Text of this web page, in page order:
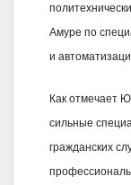
Амуре по
и
Как отмечает
сильные
гражданских
профессионалы